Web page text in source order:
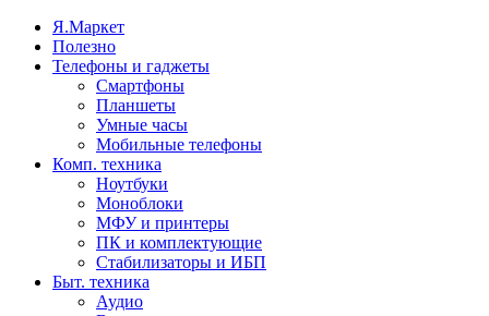
Я.Маркет
Полезно
Телефоны и гаджеты
Смартфоны
Планшеты
Умные часы
Мобильные телефоны
Комп. техника
Ноутбуки
Моноблоки
МФУ и принтеры
ПК и комплектующие
Стабилизаторы и ИБП
Быт. техника
Аудио